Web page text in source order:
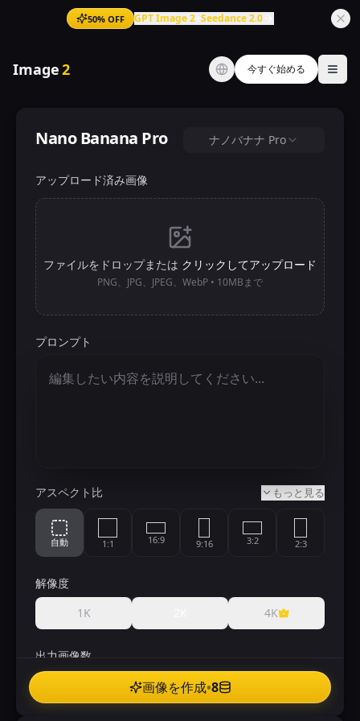
50% OFF GPT Image 2 Seedance 2.0
Image2 今すぐ始める
Nano Banana Pro ナノバナナ Pro
アップロード済み画像
ファイルをドロップまたは クリックしてアップロード
PNG、JPG、JPEG、WebP • 10MBまで
プロンプト
アスペクト比 もっと見る
自動 1:1 16:9 9:16 3:2 2:3
4:5
解像度
1K
4K
出力画像数
2 3
画像を作成•8